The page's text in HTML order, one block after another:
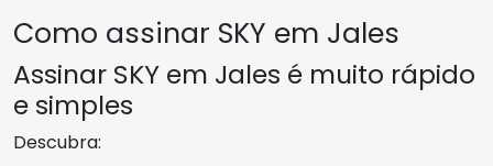
Como assinar SKY em Jales
Assinar SKY em Jales é muito rápido
e simples
Descubra: